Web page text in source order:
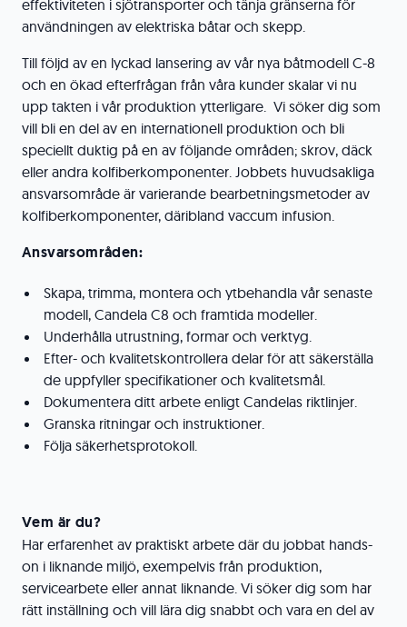
effektiviteten i sjötransporter och tänja gränserna för
användningen av elektriska båtar och skepp.
Till följd av en lyckad lansering av vår nya båtmodell C-8
och en ökad efterfrågan från våra kunder skalar vi nu
upp takten i vår produktion ytterligare. Vi söker dig som
vill bli en del av en internationell produktion och bli
speciellt duktig på en av följande områden; skrov, däck
eller andra kolfiberkomponenter. Jobbets huvudsakliga
ansvarsområde är varierande bearbetningsmetoder av
kolfiberkomponenter, däribland vaccum infusion.
Ansvarsområden:
Skapa, trimma, montera och ytbehandla vår senaste
modell, Candela C8 och framtida modeller.
Underhålla utrustning, formar och verktyg.
Efter- och kvalitetskontrollera delar för att säkerställa
de uppfyller specifikationer och kvalitetsmål.
Dokumentera ditt arbete enligt Candelas riktlinjer.
Granska ritningar och instruktioner.
Följa säkerhetsprotokoll.
Vem är du?
Har erfarenhet av praktiskt arbete där du jobbat hands-
on i liknande miljö, exempelvis från produktion,
servicearbete eller annat liknande. Vi söker dig som har
rätt inställning och vill lära dig snabbt och vara en del av